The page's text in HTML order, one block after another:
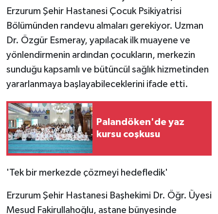
Erzurum Şehir Hastanesi Çocuk Psikiyatrisi
Bölümünden randevu almaları gerekiyor. Uzman
Dr. Özgür Esmeray, yapılacak ilk muayene ve
yönlendirmenin ardından çocukların, merkezin
sunduğu kapsamlı ve bütüncül sağlık hizmetinden
yararlanmaya başlayabileceklerini ifade etti.
Palandöken'de yaz
kursu coşkusu
'Tek bir merkezde çözmeyi hedefledik'
Erzurum Şehir Hastanesi Başhekimi Dr. Öğr. Üyesi
Mesud Fakirullahoğlu, astane bünyesinde